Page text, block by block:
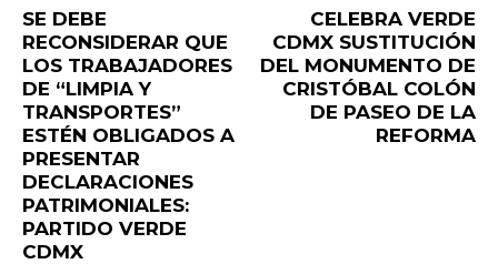
SE DEBE
RECONSIDERAR QUE
LOS TRABAJADORES
DE “LIMPIA Y
TRANSPORTES”
ESTÉN OBLIGADOS A
PRESENTAR
DECLARACIONES
PATRIMONIALES:
PARTIDO VERDE
CDMX
CELEBRA VERDE
CDMX SUSTITUCIÓN
DEL MONUMENTO DE
CRISTÓBAL COLÓN
DE PASEO DE LA
REFORMA